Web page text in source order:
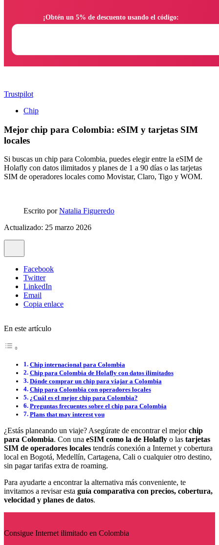
Trustpilot
Chip
Mejor chip para Colombia: eSIM y tarjetas SIM
locales
Si buscas un chip para Colombia, puedes elegir entre la eSIM de
Holafly con datos ilimitados y planes de 1 a 90 días o las tarjetas
SIM de operadores locales como Movistar, Claro, Tigo y WOM.
Escrito porNatalia Figueredo
Actualizado: 25 marzo 2026
Facebook
Twitter
LinkedIn
Email
Copia enlace
En este artículo
Chip internacional para Colombia
Chip para Colombia de Holafly con datos ilimitados
Dónde comprar un chip para viajar a Colombia
Chip para Colombia con operadores locales
¿Cuál es el mejor chip para Colombia?
Preguntas frecuentes sobre el chip para Colombia
Plans that may interest you
¿Estás planeando un viaje? Asegúrate de encontrar el mejorchip
para Colombia. Con una eSIM como la de Holafly o las tarjetas
SIM de operadores locales tendrás conexión a Internet y cobertura
local en Bogotá, Medellín, Cartagena, Cali o cualquier otro destino,
sin pagar tarifas extra de roaming.
Para ayudarte a encontrar la alternativa más conveniente, te
invitamos a revisar esta guía comparativa con precios, cobertura,
velocidad y planes de datos.
Consigue Internet ilimitado en Colombia